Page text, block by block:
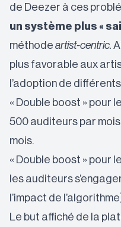
de Deezer à ces
un système plus «
méthode artist-centric.
plus favorable aux
l’adoption de
« Double boost » pour
500 auditeurs par
mois.
« Double boost » pour
les auditeurs
l’impact de
Le but affiché de la